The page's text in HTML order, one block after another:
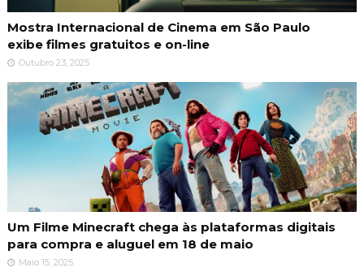
Mostra Internacional de Cinema em São Paulo
exibe filmes gratuitos e on-line
Outubro 23, 2025
Um Filme Minecraft chega às plataformas digitais
para compra e aluguel em 18 de maio
Maio 15, 2025